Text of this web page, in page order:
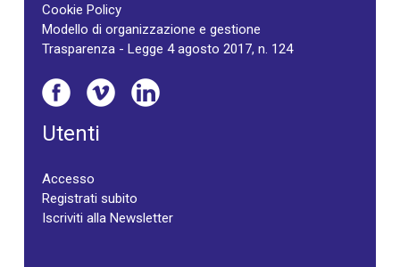
Cookie Policy
Modello di organizzazione e gestione
Trasparenza - Legge 4 agosto 2017, n. 124
Utenti
Accesso
Registrati subito
Iscriviti alla Newsletter